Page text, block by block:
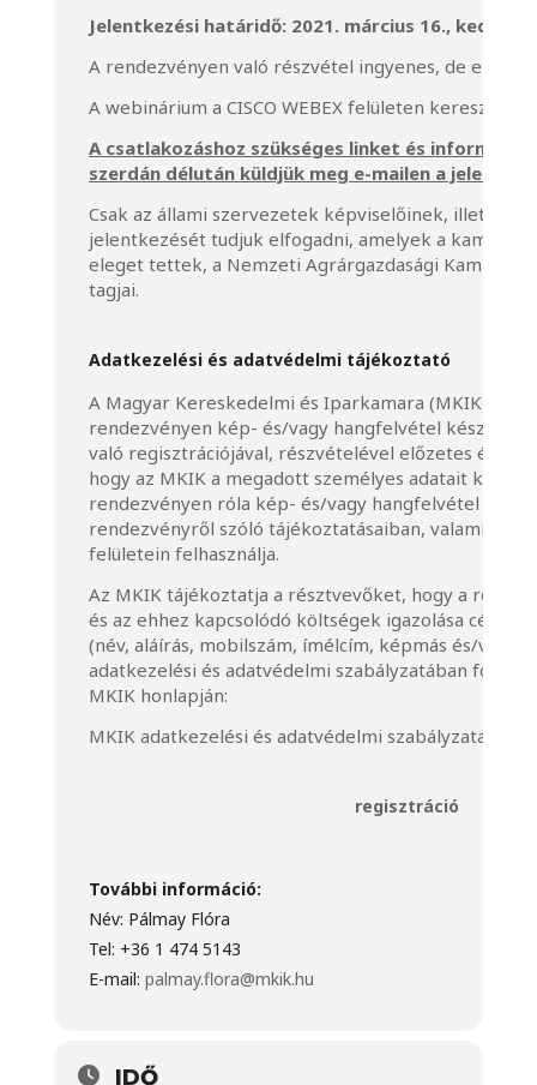
Jelentkezési határidő: 2021. március 16., kedd
A rendezvényen való részvétel ingyenes, de
A webinárium a CISCO WEBEX felületen keresztül
A csatlakozáshoz szükséges linket és
szerdán délután küldjük meg e-mailen a
Csak az állami szervezetek képviselőinek, illetve
jelentkezését tudjuk elfogadni, amelyek a kamarai
eleget tettek, a Nemzeti Agrárgazdasági Kamara,
tagjai.
Adatkezelési és adatvédelmi tájékoztató
A Magyar Kereskedelmi és Iparkamara (MKIK)
rendezvényen kép- és/vagy hangfelvétel
való regisztrációjával, részvételével előzetes és
hogy az MKIK a megadott személyes adatait
rendezvényen róla kép- és/vagy hangfelvétel
rendezvényről szóló tájékoztatásaiban, valamint
felületein felhasználja.
Az MKIK tájékoztatja a résztvevőket, hogy a
és az ehhez kapcsolódó költségek igazolása
(név, aláírás, mobilszám, ímélcím, képmás és/vagy
adatkezelési és adatvédelmi szabályzatában
MKIK honlapján:
MKIK adatkezelési és adatvédelmi szabályzata
regisztráció
További információ:
Név: Pálmay Flóra
Tel: +36 1 474 5143
E-mail: palmay.flora@mkik.hu
IDŐ